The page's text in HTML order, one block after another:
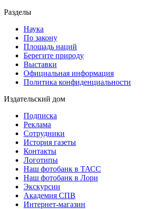
Разделы
Наука
По закону
Площадь наций
Берегите природу
Выставки
Официальная информация
Политика конфиденциальности
Издательский дом
Подписка
Реклама
Сотрудники
История газеты
Контакты
Логотипы
Наш фотобанк в ТАСС
Наш фотобанк в Лори
Экскурсии
Академия СПВ
Интернет-магазин